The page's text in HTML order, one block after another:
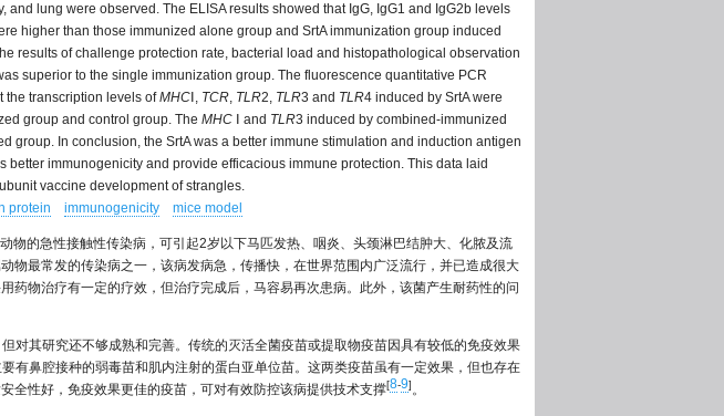
and lung were observed. The ELISA results showed that IgG, IgG1 and IgG2b levels
higher than those immunized alone group and SrtA immunization group induced
results of challenge protection rate, bacterial load and histopathological observation
superior to the single immunization group. The fluorescence quantitative PCR
the transcription levels ofMHC Ⅰ, TCR, TLR2, TLR3 and TLR4 induced by SrtA were
group and control group. The MHC Ⅰ and TLR3 induced by combined-immunized
group. In conclusion, the SrtA was a better immune stimulation and induction antigen
immunogenicity and provide efficacious immune protection. This data laid
vaccine development of strangles.
protein immunogenicity mice model
物的急性接触性传染病，可引起2岁以下马匹发热、咽炎、头颈淋巴结肿大、化脓及流
物最常发的传染病之一，该病发病急，传播快，在世界范围内广泛流行，并已造成很大
药物治疗有一定的疗效，但治疗完成后，马容易再次患病。此外，该菌产生耐药性的问
对其研究还不够成熟和完善。传统的灭活全菌疫苗或提取物疫苗因具有较低的免疫效果
有鼻腔接种的弱毒苗和肌内注射的蛋白亚单位苗。这两类疫苗虽有一定效果，但也存在
安全性好，免疫效果更佳的疫苗，可对有效防控该病提供技术支撑[8-9]。